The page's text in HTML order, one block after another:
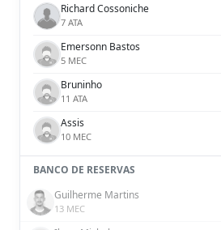
Richard Cossoniche
7 ATA
Emersonn Bastos
5 MEC
Bruninho
11 ATA
Assis
10 MEC
BANCO DE RESERVAS
Guilherme Martins
13 MEC